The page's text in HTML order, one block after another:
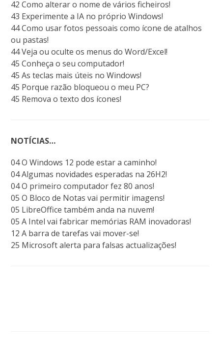
42 Como alterar o nome de vários ficheiros!
43 Experimente a IA no próprio Windows!
44 Como usar fotos pessoais como ícone de atalhos
ou pastas!
44 Veja ou oculte os menus do Word/Excel!
45 Conheça o seu computador!
45 As teclas mais úteis no Windows!
45 Porque razão bloqueou o meu PC?
45 Remova o texto dos ícones!
NOTÍCIAS…
04 O Windows 12 pode estar a caminho!
04 Algumas novidades esperadas na 26H2!
04 O primeiro computador fez 80 anos!
05 O Bloco de Notas vai permitir imagens!
05 LibreOffice também anda na nuvem!
05 A Intel vai fabricar memórias RAM inovadoras!
12 A barra de tarefas vai mover-se!
25 Microsoft alerta para falsas actualizações!